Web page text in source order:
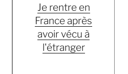
Je rentre en
France après
avoir vécu à
l'étranger